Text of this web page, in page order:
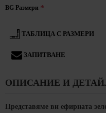
BG Размери
ТАБЛИЦА С РАЗМЕРИ
ЗАПИТВАНЕ
ОПИСАНИЕ И
Представяме ви ефирната